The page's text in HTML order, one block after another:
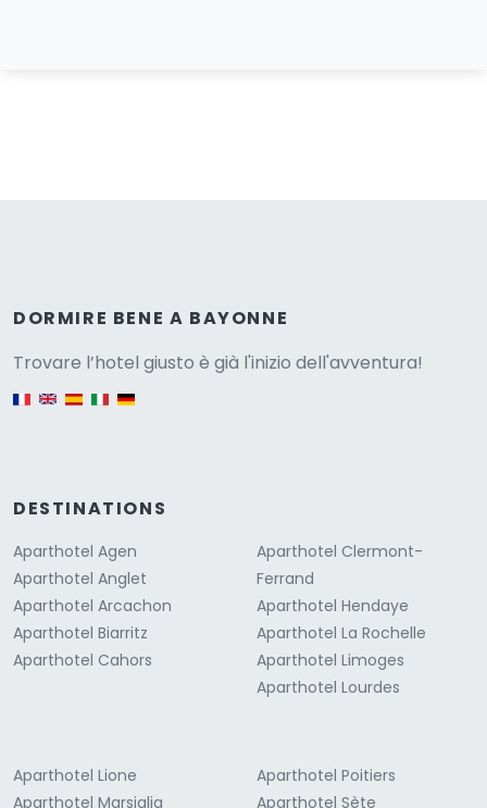
DORMIRE BENE A BAYONNE
Trovare l’hotel giusto è già l'inizio dell'avventura!
DESTINATIONS
Aparthotel Agen
Aparthotel Anglet
Aparthotel Arcachon
Aparthotel Biarritz
Aparthotel Cahors
Aparthotel Clermont-
Ferrand
Aparthotel Hendaye
Aparthotel La Rochelle
Aparthotel Limoges
Aparthotel Lourdes
Aparthotel Lione
Aparthotel Marsiglia
Aparthotel Poitiers
Aparthotel Sète